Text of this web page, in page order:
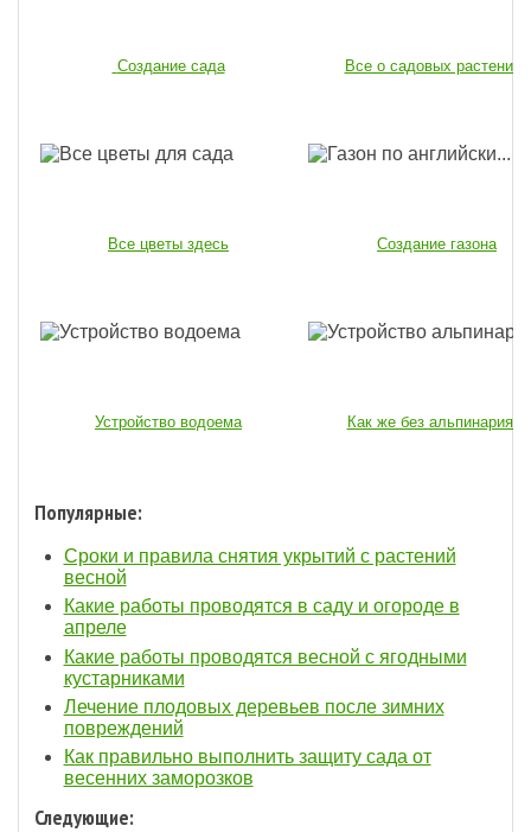
Создание сада Все о садовых растениях
Все цветы здесь Создание газона
Устройство водоема Как же без альпинария...
Популярные:
Сроки и правила снятия укрытий с растений
весной
Какие работы проводятся в саду и огороде в
апреле
Какие работы проводятся весной с ягодными
кустарниками
Лечение плодовых деревьев после зимних
повреждений
Как правильно выполнить защиту сада от
весенних заморозков
Следующие: